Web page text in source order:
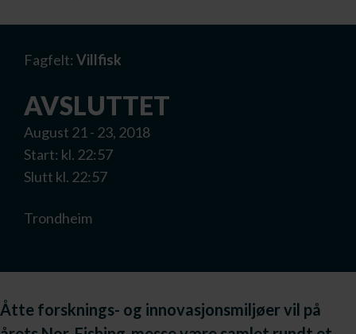
Fagfelt: Villfisk
AVSLUTTET
August 21 - 23, 2018
Start: kl. 22:57
Slutt kl. 22:57
Trondheim
Åtte forsknings- og innovasjonsmiljøer vil på